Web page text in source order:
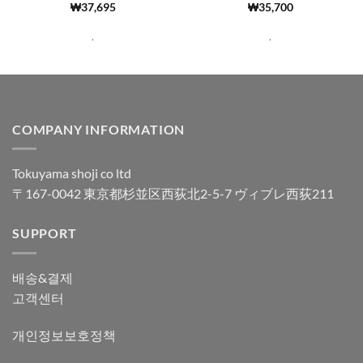
5 중에서
(44)
₩37,695
.
5 중에서
(615)
₩35,700
.
COMPANY INFORMATION
Tokuyama shoji co ltd
〒167-0042 東京都杉並区西荻北2-5-7 ヴィブレ西荻211
SUPPORT
배송&결제
고객센터
개인정보보호정책